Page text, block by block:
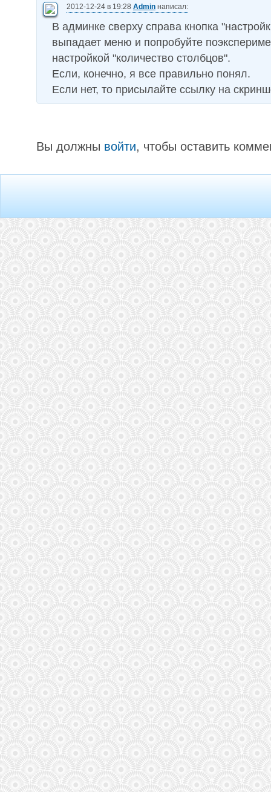
2012-12-24 в 19:28 Admin написал:
В админке сверху справа кнопка
выпадает меню и попробуйте
настройкой "количество столбцов".
Если, конечно, я все правильно понял.
Если нет, то присылайте ссылку на
Вы должны войти, чтобы оставить